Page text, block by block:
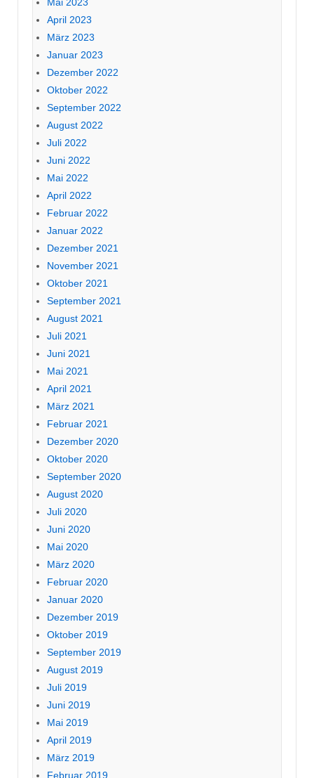
April 2023
März 2023
Januar 2023
Dezember 2022
Oktober 2022
September 2022
August 2022
Juli 2022
Juni 2022
Mai 2022
April 2022
Februar 2022
Januar 2022
Dezember 2021
November 2021
Oktober 2021
September 2021
August 2021
Juli 2021
Juni 2021
Mai 2021
April 2021
März 2021
Februar 2021
Dezember 2020
Oktober 2020
September 2020
August 2020
Juli 2020
Juni 2020
Mai 2020
März 2020
Februar 2020
Januar 2020
Dezember 2019
Oktober 2019
September 2019
August 2019
Juli 2019
Juni 2019
Mai 2019
April 2019
März 2019
Februar 2019